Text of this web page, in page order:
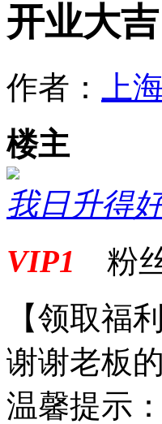
开业大
作者： 上
楼主
我日升得
VIP1 粉
【领取福利
谢谢老板
温馨提示